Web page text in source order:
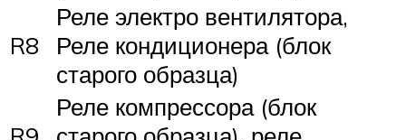
R8
Реле электро вентилятора,
Реле кондиционера (блок
старого образца)
Реле компрессора (блок